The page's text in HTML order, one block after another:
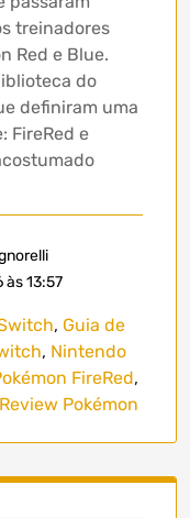
treinadores
Red e Blue.
do
definiram uma
FireRed e
13:57
, Guia de
, Nintendo
FireRed,
Review Pokémon